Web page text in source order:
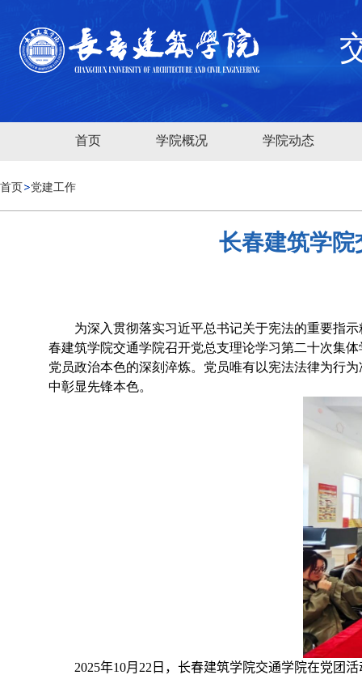
首页 学院概况 学院动态
首页 党建工作
长春建筑学
为深入贯彻落实习近平总书记关于宪法的重要指
春建筑学院交通学院召开党总支理论学习第二十次集
党员政治本色的深刻淬炼。党员唯有以宪法法律为行
中彰显先锋本色。
2025年10月 22 日，长春建筑学院交通学院在党团